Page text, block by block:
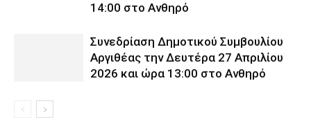
14:00 στο Ανθηρό
Συνεδρίαση Δημοτικού Συμβουλίου
Αργιθέας την Δευτέρα 27 Απριλίου
2026 και ώρα 13:00 στο Ανθηρό